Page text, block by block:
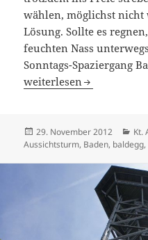
wählen, möglichst
Lösung. Sollte es
feuchten Nass
Sonntags-Spaziergang
Baden – Baldegg –
weiterlesen
Veröffentlicht
am
29. November 2012 Kt.
Aussichtsturm, Baden, baldegg,